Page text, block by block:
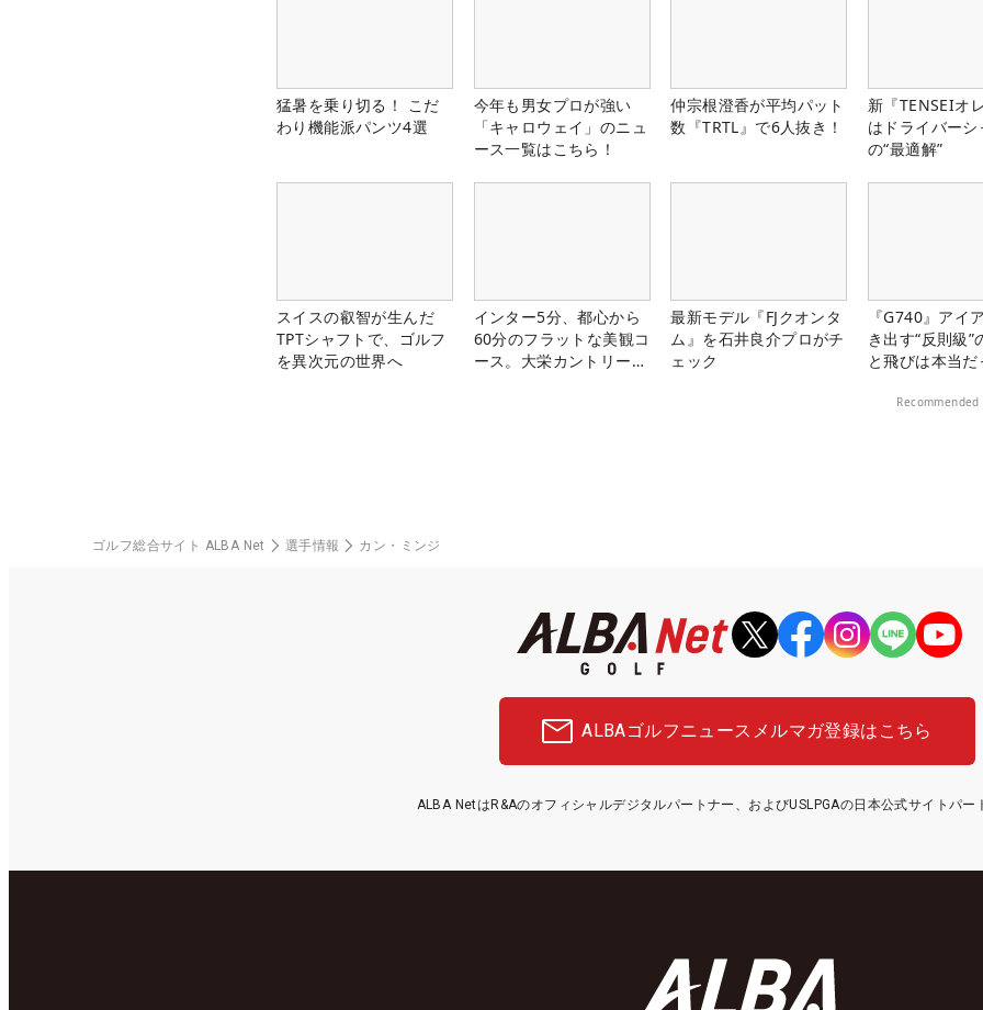
猛暑を乗り切る！ こだ
わり機能派パンツ4選
今年も男女プロが強い
「キャロウェイ」のニュ
ース一覧はこちら！
仲宗根澄香が平均パット
数『TRTL』で6人抜き！
新『TENSEIオ
はドライバーシ
の“最適解”
スイスの叡智が生んだ
TPTシャフトで、ゴルフ
を異次元の世界へ
インター5分、都心から
60分のフラットな美観コ
ース。大栄カントリー俱
最新モデル『FJクオンタ
ム』を石井良介プロがチ
ェック
『G740』アイ
き出す“反則級”
と飛びは本当だ
Recommended
ゴルフ総合サイト ALBA Net 選手情報 カン・ミンジ
ALBAゴルフニュース メルマガ登録はこちら
ALBA NetはR&Aのオフィシャルデジタルパートナー、およびUSLPGAの日本公式サイトパー